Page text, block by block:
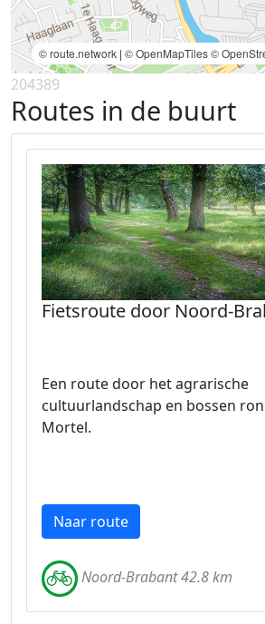
© route.network | © OpenMapTiles©
204389
Routes in de buurt
Fietsroute door Noord-
Een route door het agrarische
cultuurlandschap en bossen
Mortel.
Naar route
Noord-Brabant 42.8 km